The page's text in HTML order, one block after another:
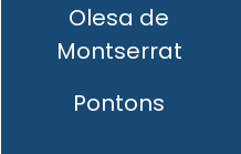
Olesa de
Montserrat
Pontons